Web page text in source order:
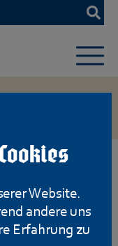
Website.
andere uns
Erfahrung zu